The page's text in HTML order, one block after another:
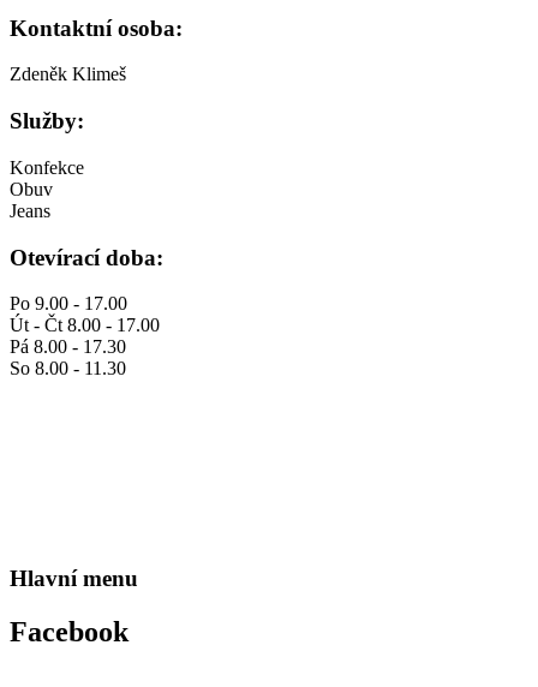
Kontaktní osoba:
Zdeněk Klimeš
Služby:
Konfekce
Obuv
Jeans
Otevírací doba:
Po 9.00 - 17.00
Út - Čt 8.00 - 17.00
Pá 8.00 - 17.30
So 8.00 - 11.30
Hlavní menu
Facebook